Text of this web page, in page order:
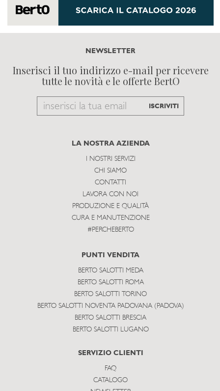
NEWSLETTER
Inserisci il tuo indirizzo e-mail per ricevere
tutte le novità e le offerte BertO
Email
subscribe
ISCRIVITI
LA NOSTRA AZIENDA
I NOSTRI SERVIZI
CHI SIAMO
CONTATTI
LAVORA CON NOI
PRODUZIONE E QUALITÀ
CURA E MANUTENZIONE
#PERCHEBERTO
PUNTI VENDITA
BERTO SALOTTI MEDA
BERTO SALOTTI ROMA
BERTO SALOTTI TORINO
BERTO SALOTTI NOVENTA PADOVANA (PADOVA)
BERTO SALOTTI BRESCIA
BERTO SALOTTI LUGANO
SERVIZIO CLIENTI
FAQ
CATALOGO